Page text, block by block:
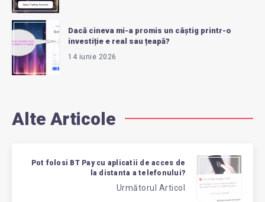
Dacă cineva mi-a promis un câștig printr-o
investiție e real sau țeapă?
14 iunie 2026
Alte Articole
Pot folosi BT Pay cu aplicatii de acces de
la distanta a telefonului?
Următorul Articol